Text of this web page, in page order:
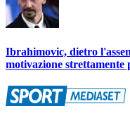
Ibrahimovic, dietro
motivazione strettamente